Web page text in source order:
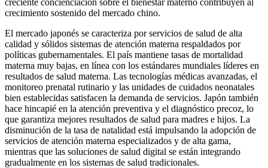
crecimiento sostenido del mercado chino.
El mercado japonés se caracteriza por servicios de salud de alta
calidad y sólidos sistemas de atención materna respaldados por
políticas gubernamentales. El país mantiene tasas de mortalidad
materna muy bajas, en línea con los estándares mundiales líderes en
resultados de salud materna. Las tecnologías médicas avanzadas, el
monitoreo prenatal rutinario y las unidades de cuidados neonatales
bien establecidas satisfacen la demanda de servicios. Japón también
hace hincapié en la atención preventiva y el diagnóstico precoz, lo
que garantiza mejores resultados de salud para madres e hijos. La
disminución de la tasa de natalidad está impulsando la adopción de
servicios de atención materna especializados y de alta gama,
mientras que las soluciones de salud digital se están integrando
gradualmente en los sistemas de salud tradicionales.